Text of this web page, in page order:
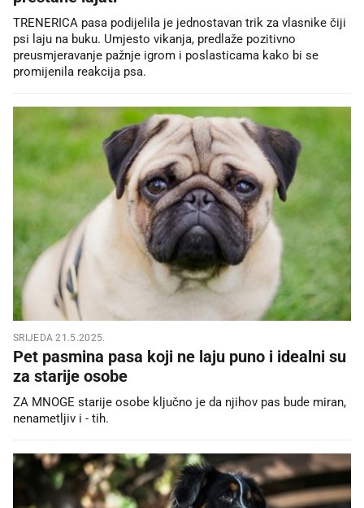
TRENERICA pasa podijelila je jednostavan trik za vlasnike čiji
psi laju na buku. Umjesto vikanja, predlaže pozitivno
preusmjeravanje pažnje igrom i poslasticama kako bi se
promijenila reakcija psa.
SRIJEDA 21.5.2025.
Pet pasmina pasa koji ne laju puno i idealni su
za starije osobe
ZA MNOGE starije osobe ključno je da njihov pas bude miran,
nenametljiv i - tih.